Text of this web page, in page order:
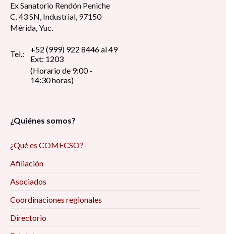
Ex Sanatorio Rendón Peniche
C. 43 SN, Industrial, 97150
Mérida, Yuc.
Tel.:
+52 (999) 922 8446 al 49
Ext: 1203
(Horario de 9:00 -
14:30 horas)
¿Quiénes somos?
¿Qué es COMECSO?
Afiliación
Asociados
Coordinaciones regionales
Directorio